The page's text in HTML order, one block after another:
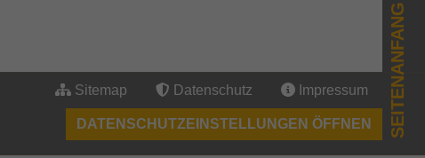
Sitemap Datenschutz Impressum
DATENSCHUTZEINSTELLUNGEN ÖFFNEN SEITENANFANG